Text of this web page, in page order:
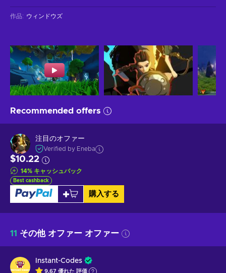
作品: ウィンドウズ
Recommended offers
注目のオファー
Verified by Eneba
$10.22
14% キャッシュバック
Best cashback
購入する
11 その他 オファー オファー
Instant-Codes
9.67 優れた 評価